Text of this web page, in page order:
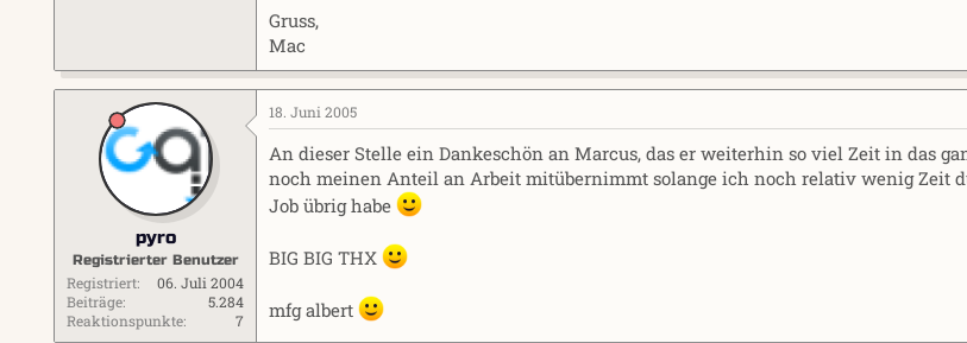
Gruss,
Mac
pyro
Registrierter Benutzer
Registriert
06. Juli 2004
Beiträge
5.284
Reaktionspunkte
7
18. Juni 2005
An dieser Stelle ein Dankeschön an Marcus, das er weiterhin so viel Zeit in das
noch meinen Anteil an Arbeit mitübernimmt solange ich noch relativ wenig Zeit
Job übrig habe
BIG BIG THX
mfg albert